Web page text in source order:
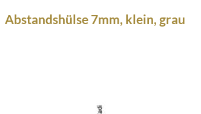
Abstandshülse 7mm, klein, grau